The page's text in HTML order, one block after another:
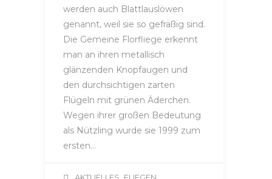
werden auch Blattlauslöwen
genannt, weil sie so gefräßig sind.
Die Gemeine Florfliege erkennt
man an ihren metallisch
glänzenden Knopfaugen und
den durchsichtigen zarten
Flügeln mit grünen Äderchen.
Wegen ihrer großen Bedeutung
als Nützling wurde sie 1999 zum
ersten…